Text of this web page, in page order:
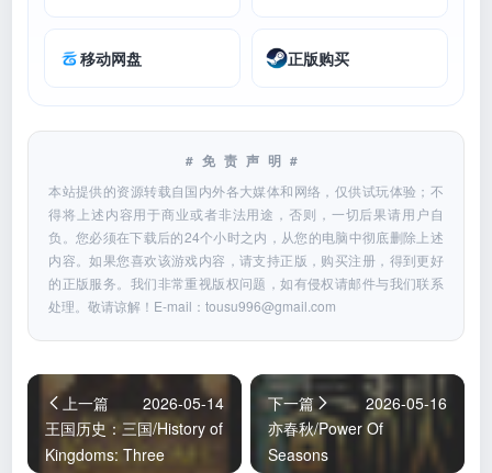
移动网盘 正版购买
#免责声明#
本站提供的资源转载自国内外各大媒体和网络，仅供试玩体验；不
得将上述内容用于商业或者非法用途，否则，一切后果请用户自
负。您必须在下载后的24个小时之内，从您的电脑中彻底删除上述
内容。如果您喜欢该游戏内容，请支持正版，购买注册，得到更好
的正版服务。我们非常重视版权问题，如有侵权请邮件与我们联系
处理。敬请谅解！E-mail：tousu996@gmail.com
上一篇
2026-05-14
王国历史：三国/History of
Kingdoms: Three
下一篇
2026-05-16
亦春秋/Power Of
Seasons